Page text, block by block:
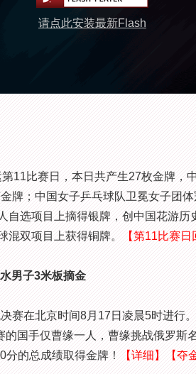
请点此安装最新Flash
比赛日，本日共产生27枚金牌，
牌；中国女子乒乓球队卫冕女子团
自选项目上摘得银牌，创中国花游历
混双项目上获得铜牌。
【第11比赛日
男子3米板摘金
在北京时间8月17日凌晨5时进行
的国手仅曹缘一人，曹缘挑战俄罗斯
的总成绩取得金牌！
【详细】 【夺